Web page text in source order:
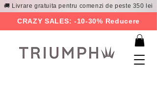
🚚 Livrare gratuita pentru comenzi de peste 350 lei
CRAZY SALES: -10-30% Reducere